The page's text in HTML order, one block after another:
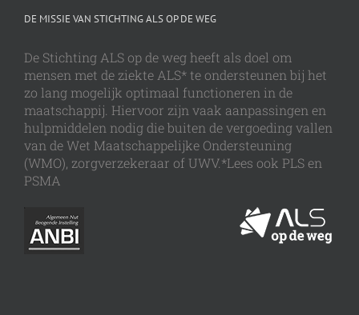
DE MISSIE VAN STICHTING ALS OP DE WEG
De Stichting ALS op de weg heeft als doel om
mensen met de ziekte ALS* te ondersteunen bij het
zo lang mogelijk optimaal functioneren in de
maatschappij. Hiervoor zijn vaak aanpassingen en
hulpmiddelen nodig die buiten de vergoeding vallen
van de Wet Maatschappelijke Ondersteuning
(WMO), zorgverzekeraar of UWV.*Lees ook PLS en
PSMA